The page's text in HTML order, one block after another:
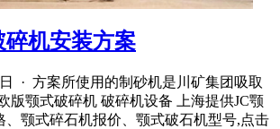
碎机安装方案
日 · 方案所使用的制砂机是川矿集团吸取
版颚式破碎机 破碎机设备 上海提供JC颚
、颚式碎石机报价、颚式破石机型号,点击